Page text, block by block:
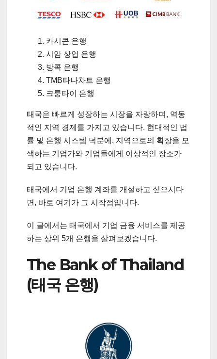
카시콘 은행
시암 상업 은행
방콕 은행
TMB타나차트 은행
크룽타이 은행
태국은 빠르게 성장하는 시장을 자랑하며, 역동
적인 지역 경제를 가지고 있습니다. 현대적인 법
률 및 은행 시스템 덕분에, 지역으로의 확장을 모
색하는 기업가와 기업들에게 이상적인 장소가
되고 있습니다.
태국에서 기업 은행 계좌를 개설하고 싶으시다
면, 바로 여기가 그 시작점입니다.
이 글에서는 태국에서 기업 금융 서비스를 제공
하는 상위 5개 은행을 살펴보겠습니다.
The Bank of Thailand
(태국 은행)